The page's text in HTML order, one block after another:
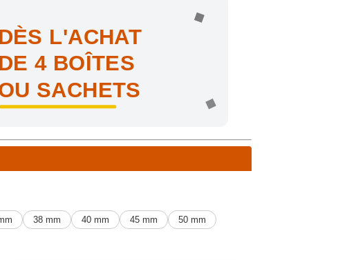
DÈS L'ACHAT
DE 4 BOÎTES
SACHETS
!
38 mm 40 mm 45 mm
50 mm